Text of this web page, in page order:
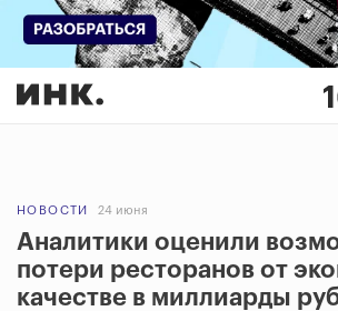
НОВОСТИ 24 июня
Аналитики оценили
потери ресторанов от
качестве в миллиарды